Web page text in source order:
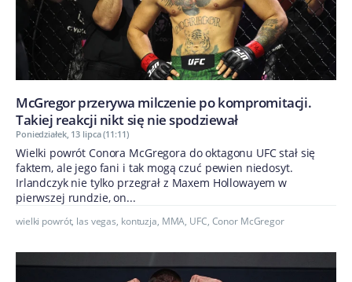
McGregor przerywa milczenie po kompromitacji.
Takiej reakcji nikt się nie spodziewał
Poniedziałek, 13 lipca (11:11)
Wielki powrót Conora McGregora do oktagonu UFC stał się
faktem, ale jego fani i tak mogą czuć pewien niedosyt.
Irlandczyk nie tylko przegrał z Maxem Hollowayem w
pierwszej rundzie, on...
wielki powrót, las vegas, kontuzja, MMA, UFC, Conor McGregor